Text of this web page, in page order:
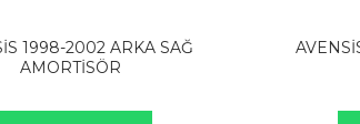
1998-2002 ARKA SAĞ
AMORTİSÖR